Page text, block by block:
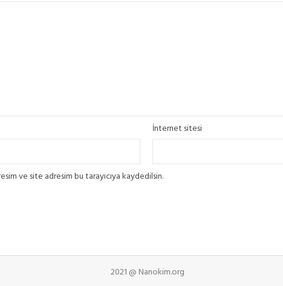
İnternet sitesi
ve site adresim bu tarayıcıya kaydedilsin.
2021 @ Nanokim.org